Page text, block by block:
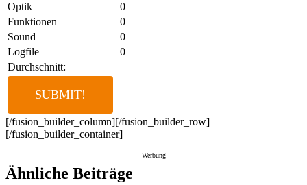
Optik
0
Funktionen
0
Sound
0
Logfile
0
Durchschnitt:
[/fusion_builder_column][/fusion_builder_row]
[/fusion_builder_container]
Werbung
Ähnliche Beiträge